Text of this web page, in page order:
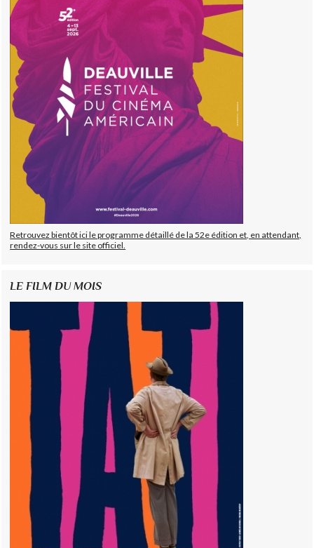
Retrouvez bientôt ici le programme détaillé de la 52e édition et, en attendant,
rendez-vous sur le site officiel.
LE FILM DU MOIS